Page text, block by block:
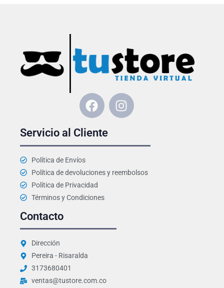
F
a
e
b
o
k
I
n
a
r
Servicio al Cliente
Política de Envíos
Política de devoluciones y reembolsos
Política de Privacidad
Términos y Condiciones
Contacto
Dirección
Pereira - Risaralda
3173680401
ventas@tustore.com.co